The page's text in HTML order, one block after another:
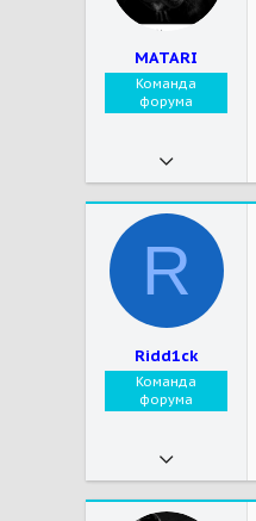
MATARI
Команда
форума
971
2 928
93
Мои зверушки
R
Ridd1ck
Команда
форума
2 178